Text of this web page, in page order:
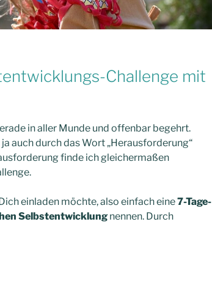
Challenge mit
in aller Munde und offenbar begehrt.
ja auch durch das Wort „Herausforderung“
finde ich gleichermaßen
einladen möchte, also einfach eine7-Tage-
Selbstentwicklung nennen. Durch